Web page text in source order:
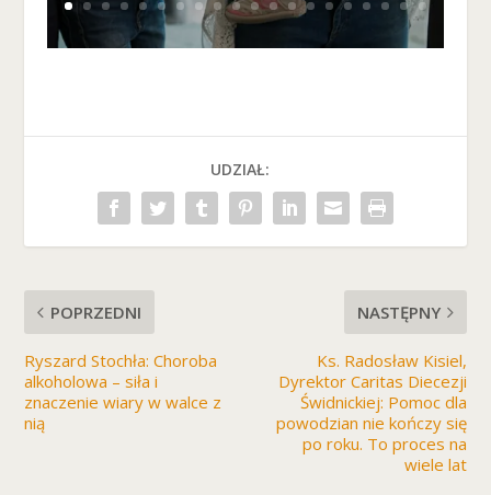
UDZIAŁ:
POPRZEDNI
Ryszard Stochła: Choroba
alkoholowa – siła i
znaczenie wiary w walce z
nią
NASTĘPNY
Ks. Radosław Kisiel,
Dyrektor Caritas Diecezji
Świdnickiej: Pomoc dla
powodzian nie kończy się
po roku. To proces na
wiele lat